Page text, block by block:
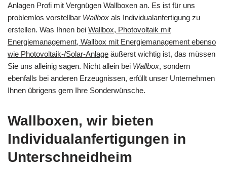
Anlagen Profi mit Vergnügen Wallboxen an. Es ist für uns
problemlos vorstellbar Wallbox als Individualanfertigung zu
erstellen. Was Ihnen bei Wallbox, Photovoltaik mit
Energiemanagement, Wallbox mit Energiemanagement ebenso
wie Photovoltaik-/Solar-Anlage äußerst wichtig ist, das müssen
Sie uns alleinig sagen. Nicht allein bei Wallbox, sondern
ebenfalls bei anderen Erzeugnissen, erfüllt unser Unternehmen
Ihnen übrigens gern Ihre Sonderwünsche.
Wallboxen, wir bieten
Individualanfertigungen in
Unterschneidheim